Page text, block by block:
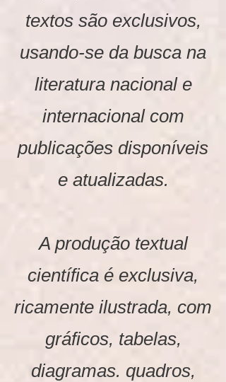
textos são exclusivos,
usando-se da busca na
literatura nacional e
internacional com
publicações disponíveis
e atualizadas.
A produção textual
científica é exclusiva,
ricamente ilustrada, com
gráficos, tabelas,
diagramas. quadros,